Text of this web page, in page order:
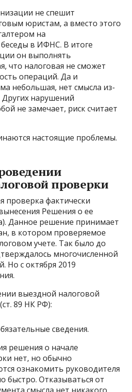
не спешит
юристам, а вместо этого
на
в ИФНС. В итоге
он выполнять
что налоговая не сможет
операций. Да и
небольшая, нет смысла из-
нарушений
не замечает, риск считает
настоящие проблемы.
проверки
проверка фактически
Решения о ее
Данное решение принимает
в котором проверяемое
учете. Так было до
многочисленной
Но с октября 2019
выездной налоговой
89 НК РФ):
сведения.
решения о начале
нет, но обычно
ознакомить руководителя
быстро. Отказываться от